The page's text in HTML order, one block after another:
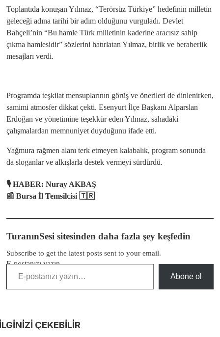
Toplantıda konuşan Yılmaz, “Terörsüz Türkiye” hedefinin milletin
geleceği adına tarihi bir adım olduğunu vurguladı. Devlet
Bahçeli’nin “Bu hamle Türk milletinin kaderine aracısız sahip
çıkma hamlesidir” sözlerini hatırlatan Yılmaz, birlik ve beraberlik
mesajları verdi.
Programda teşkilat mensuplarının görüş ve önerileri de dinlenirken,
samimi atmosfer dikkat çekti. Esenyurt İlçe Başkanı Alparslan
Erdoğan ve yönetimine teşekkür eden Yılmaz, sahadaki
çalışmalardan memnuniyet duyduğunu ifade etti.
Yağmura rağmen alanı terk etmeyen kalabalık, program sonunda
da sloganlar ve alkışlarla destek vermeyi sürdürdü.
🎙️ HABER: Nuray AKBAŞ
📰 Bursa İl Temsilcisi 🇹🇷
TuranınSesi sitesinden daha fazla şey keşfedin
Subscribe to get the latest posts sent to your email.
E-postanızı yazın…
Abone ol
ÇEKEBİLİR